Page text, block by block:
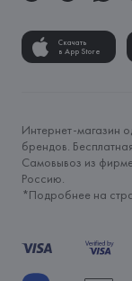
Скачать
в App Store
Интернет-магазин
брендов.
Самовывоз из
Россию.
*Подробнее на